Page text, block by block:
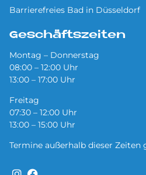
Barrierefreies Bad in Düsseldorf
Geschäftszeiten
Montag – Donnerstag
08:00 – 12:00 Uhr
13:00 – 17:00 Uhr
Freitag
07:30 – 12:00 Uhr
13:00 – 15:00 Uhr
Termine außerhalb dieser Zeiten